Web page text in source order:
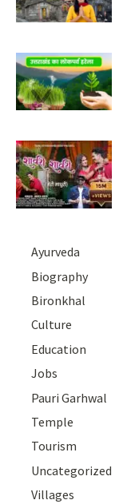
Ayurveda
Biography
Bironkhal
Culture
Education
Jobs
Pauri Garhwal
Temple
Tourism
Uncategorized
Villages